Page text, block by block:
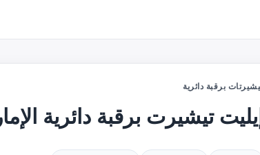
برقبة دائرية
إيليت تيشيرت برقبة دائرية